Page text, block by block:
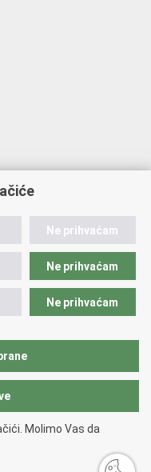
Hrvatsku
Republike Hrvatske.
Ne prihvaćam
Ne prihvaćam
Ne prihvaćam
Molimo Vas da